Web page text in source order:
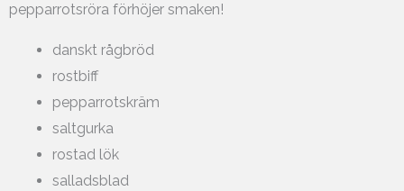
pepparrotsröra förhöjer smaken!
danskt rågbröd
rostbiff
pepparrotskräm
saltgurka
rostad lök
salladsblad